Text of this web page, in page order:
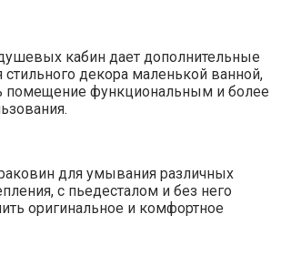
кабин дает дополнительные
декора маленькой ванной,
помещение функциональным и более
для умывания различных
с пьедесталом и без него
оригинальное и комфортное